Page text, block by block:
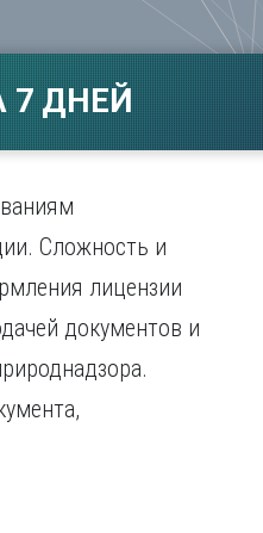
Чебоксары
Челябинск
Череповец
7 ДНЕЙ
Сложность и
лицензии
документов и